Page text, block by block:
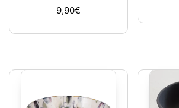
9,90€